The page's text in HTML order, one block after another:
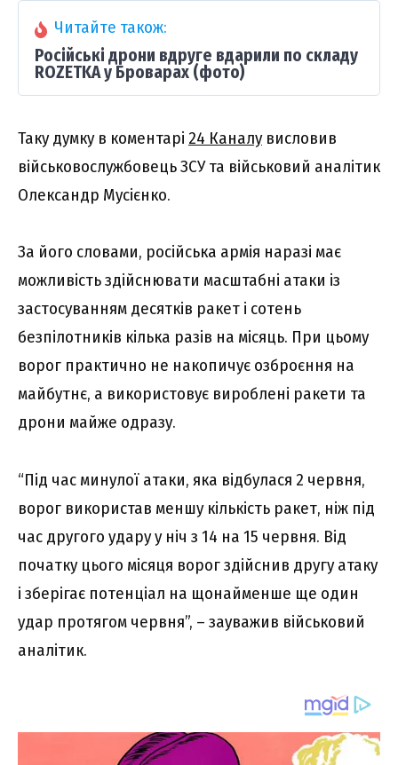
Читайте також:
Російські дрони вдруге вдарили по складу
ROZETKA у Броварах (фото)
Таку думку в коментарі 24 Каналувисловив
військовослужбовець ЗСУ та військовий аналітик
Олександр Мусієнко.
За його словами, російська армія наразі має
можливість здійснювати масштабні атаки із
застосуванням десятків ракет і сотень
безпілотників кілька разів на місяць. При цьому
ворог практично не накопичує озброєння на
майбутнє, а використовує вироблені ракети та
дрони майже одразу.
“Під час минулої атаки, яка відбулася 2 червня,
ворог використав меншу кількість ракет, ніж під
час другого удару у ніч з 14 на 15 червня. Від
початку цього місяця ворог здійснив другу атаку
і зберігає потенціал на щонайменше ще один
удар протягом червня”, – зауважив військовий
аналітик.